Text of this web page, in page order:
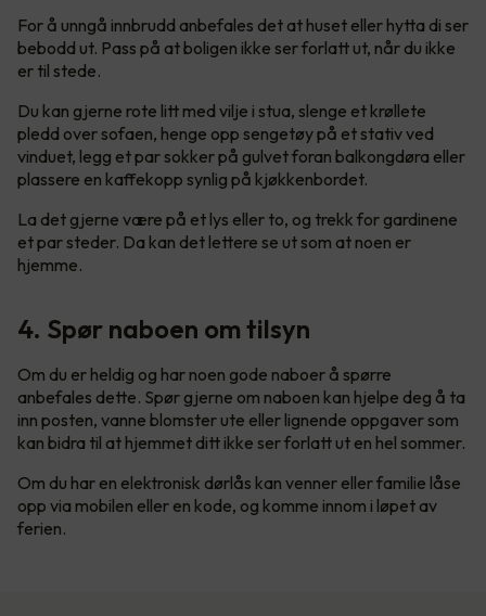
For å unngå innbrudd anbefales det at huset eller hytta di ser
bebodd ut. Pass på at boligen ikke ser forlatt ut, når du ikke
er til stede.
Du kan gjerne rote litt med vilje i stua, slenge et krøllete
pledd over sofaen, henge opp sengetøy på et stativ ved
vinduet, legg et par sokker på gulvet foran balkongdøra eller
plassere en kaffekopp synlig på kjøkkenbordet.
La det gjerne være på et lys eller to, og trekk for gardinene
et par steder. Da kan det lettere se ut som at noen er
hjemme.
4. Spør naboen om tilsyn
Om du er heldig og har noen gode naboer å spørre
anbefales dette. Spør gjerne om naboen kan hjelpe deg å ta
inn posten, vanne blomster ute eller lignende oppgaver som
kan bidra til at hjemmet ditt ikke ser forlatt ut en hel sommer.
Om du har en elektronisk dørlås kan venner eller familie låse
opp via mobilen eller en kode, og komme innom i løpet av
ferien.